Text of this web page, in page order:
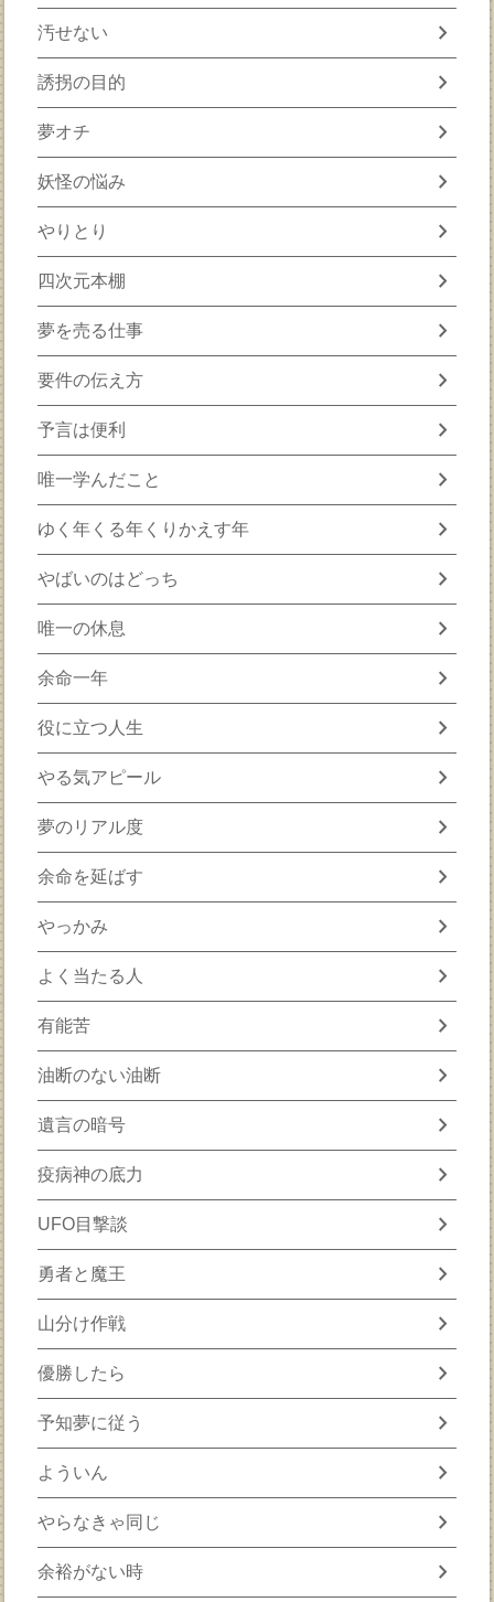
汚せない chevron_right
誘拐の目的 chevron_right
夢オチ chevron_right
妖怪の悩み chevron_right
やりとり chevron_right
四次元本棚 chevron_right
夢を売る仕事 chevron_right
要件の伝え方 chevron_right
予言は便利 chevron_right
唯一学んだこと chevron_right
ゆく年くる年くりかえす年 chevron_right
やばいのはどっち chevron_right
唯一の休息 chevron_right
余命一年 chevron_right
役に立つ人生 chevron_right
やる気アピール chevron_right
夢のリアル度 chevron_right
余命を延ばす chevron_right
やっかみ chevron_right
よく当たる人 chevron_right
有能苦 chevron_right
油断のない油断 chevron_right
遺言の暗号 chevron_right
疫病神の底力 chevron_right
UFO目撃談 chevron_right
勇者と魔王 chevron_right
山分け作戦 chevron_right
優勝したら chevron_right
予知夢に従う chevron_right
よういん chevron_right
やらなきゃ同じ chevron_right
余裕がない時 chevron_right